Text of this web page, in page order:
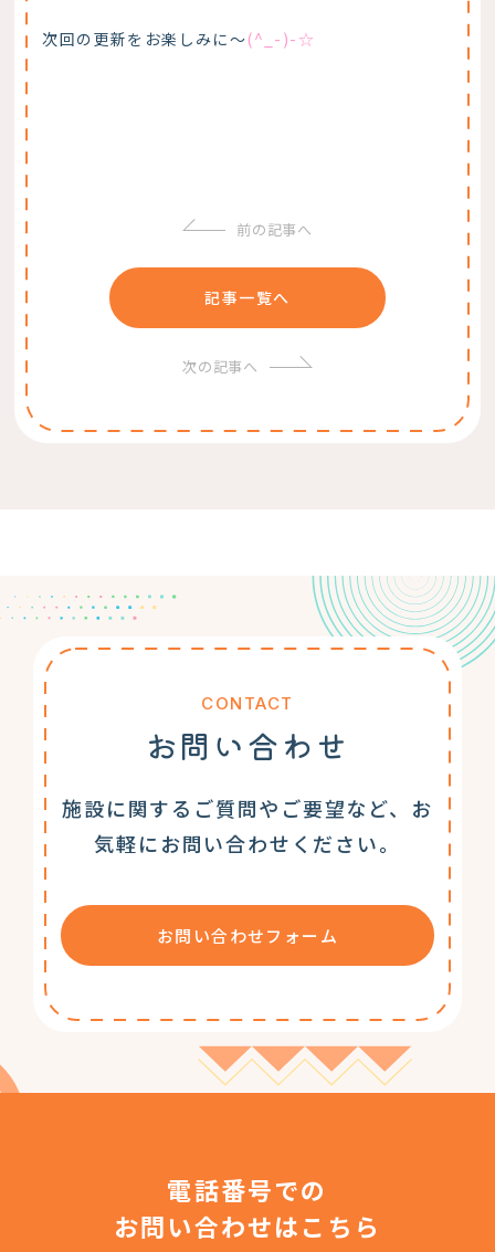
次回の更新をお楽しみに～(^_-)-☆
前の記事へ
記事一覧へ
次の記事へ
CONTACT
お問い合わせ
施設に関するご質問やご要望など、お
気軽にお問い合わせください。
お問い合わせフォーム
電話番号での
お問い合わせはこちら